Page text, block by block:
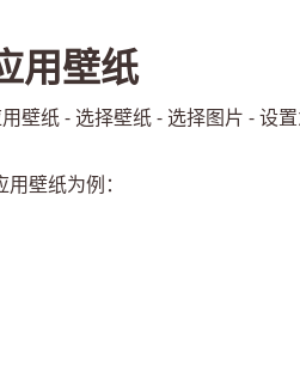
用壁纸
壁纸 - 选择壁纸 - 选择图片 - 设
壁纸为例：